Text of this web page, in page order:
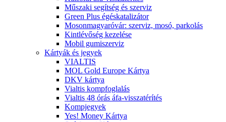
Műszaki segítség és szerviz
Green Plus égéskatalizátor
Mosonmagyaróvár: szerviz, mosó, parkolás
Kintlévőség kezelése
Mobil gumiszerviz
Kártyák és jegyek
VIALTIS
MOL Gold Europe Kártya
DKV kártya
Vialtis kompfoglalás
Vialtis 48 órás áfa-visszatérítés
Kompjegyek
Yes! Money Kártya